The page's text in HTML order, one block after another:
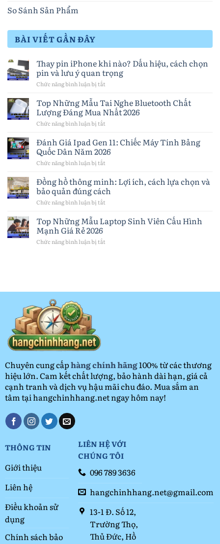
So Sánh Sản Phẩm
BÀI VIẾT GẦN ĐÂY
Thay pin iPhone khi nào? Dấu hiệu, cách chọn
pin và lưu ý quan trọng
Chức năng bình luận bị tắt
pin
iPhone
khi
cách
chọn
pin
ý
quan
trọng
Top Những Mẫu Tai Nghe Bluetooth Chất
Lượng Đáng Mua Nhất 2026
Chức năng bình luận bị tắt
Những
Mẫu
Tai
Lượng
Đáng
Đánh Giá Ipad Gen 11: Chiếc Máy Tính Bảng
Quốc Dân Năm 2026
Chức năng bình luận bị tắt
Giá
Ipad
Gen
Tính
Đồng hồ thông minh: Lợi ích, cách lựa chọn và
bảo quản đúng cách
Chức năng bình luận bị tắt
thông
quản
Top Những Mẫu Laptop Sinh Viên Cấu Hình
Mạnh Giá Rẻ 2026
Chức năng bình luận bị tắt
Cấu
Chuyên cung cấphàng chính hãng100% từ các thương
hiệu lớn. Cam kết chất lượng, bảo hành dài hạn, giá cả
cạnh tranh và dịch vụ hậu mãi chu đáo. Mua sắm an
tâm tại hangchinhhang.net ngay hôm nay!
THÔNG TIN
Giới thiệu
Liên hệ
Điều khoản sử
dụng
Chính sách bảo
LIÊN HỆ VỚI
CHÚNG TÔI
096 789 3636
hangchinhhang.net@gmail.com
13-1 Đ. Số 12,
Trường Thọ,
Thủ Đức, Hồ